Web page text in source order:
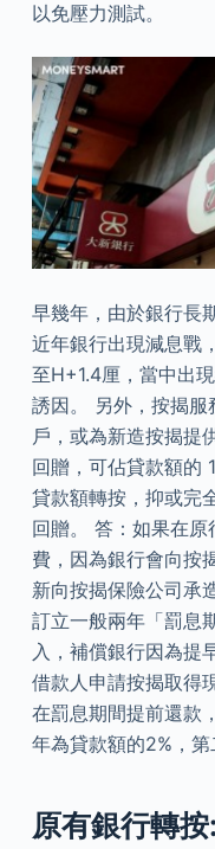
以免壓力測試。
早幾年，由於銀行長
近年銀行出現減息戰
至H+1.4厘，當中出
誘因。 另外，按揭服
戶，或為新造按揭提
回贈，可佔貸款額的
貸款額轉按，抑或完
回贈。 答：如果在
費，因為銀行會向按
新向按揭保險公司承
訂立一般兩年「罰息
入，補償銀行因為提
借款人申請按揭取得
在罰息期間提前還款
年為貸款額的2%，第
原有銀行轉按